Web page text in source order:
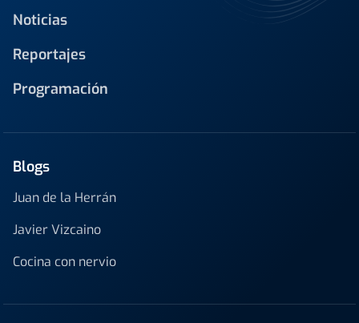
Noticias
Reportajes
Programación
Blogs
Juan de la Herrán
Javier Vizcaino
Cocina con nervio